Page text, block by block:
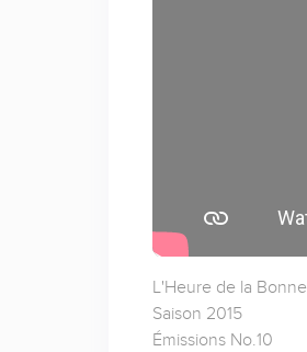
L'Heure de la
Saison 2015
Émissions No.10